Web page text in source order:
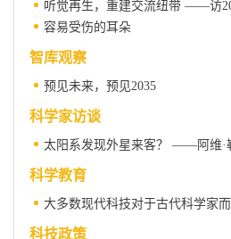
容易受伤的耳朵
智库观察
预见未来，预见2035
科学家访谈
太阳系发现外星来客？ ——阿维·
科学教育
大多数现代科技对于古代科学家
科技政策